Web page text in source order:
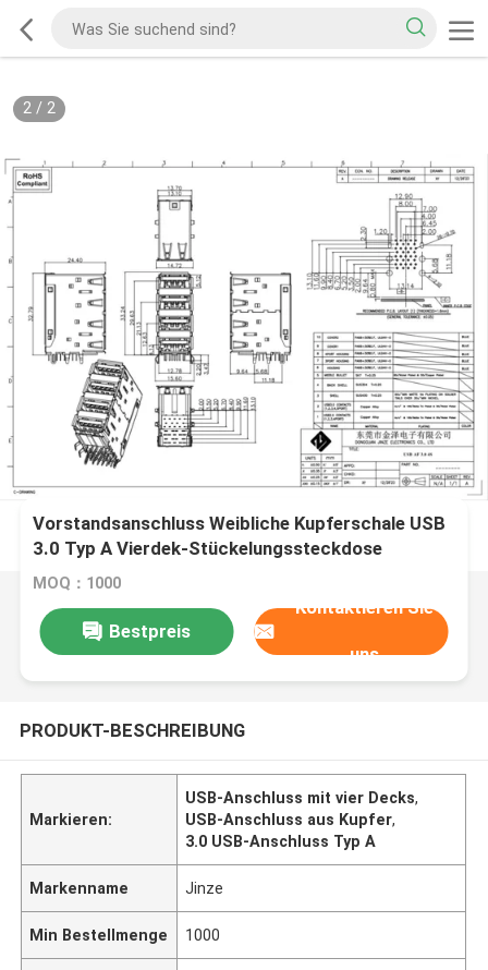
2/ 2
Vorstandsanschluss Weibliche Kupferschale USB
3.0 Typ A Vierdek-Stückelungssteckdose
MOQ：1000
Bestpreis
Kontaktieren Sie
uns
PRODUKT-BESCHREIBUNG
Markieren:
USB-Anschluss mit vier Decks,
USB-Anschluss aus Kupfer,
3.0 USB-Anschluss Typ A
Markenname Jinze
Min Bestellmenge 1000